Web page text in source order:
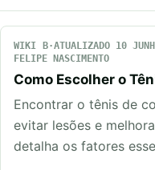
WIKI ATUALIZADO 10
FELIPE NASCIMENTO
Como Escolher o
Encontrar o tênis de
evitar lesões e
detalha os fatores